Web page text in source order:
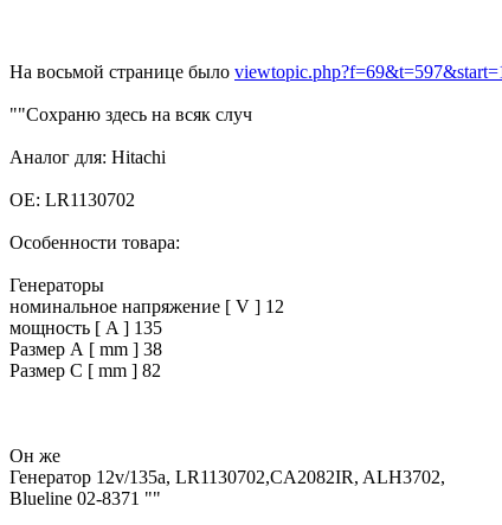
На восьмой странице было
""Сохраню здесь на всяк случ
Аналог для: Hitachi
OE: LR1130702
Особенности товара:
Генераторы
номинальное напряжение [ V ] 12
мощность [ A ] 135
Размер А [ mm ] 38
Размер C [ mm ] 82
Он же
Генератор 12v/135a, LR1130702,CA2082IR, ALH3702,
Blueline 02-8371 ""